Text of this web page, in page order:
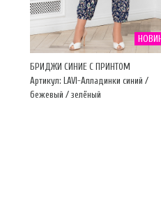
БРИДЖИ СИНИЕ С ПРИНТОМ
Артикул: LAVI-Алладинки синий /
бежевый / зелёный